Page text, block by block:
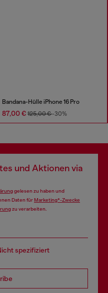
Bandana-Hülle iPhone 16 Pro
87,00 € 125,00 €-30%
und Aktionen via
gelesen zu haben und
Daten fürMarketing*-Zwecke
zu verarbeiten.
spezifiziert